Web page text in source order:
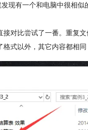
现有一个和电脑中很相似
对比尝试了一番。重复
式以外，其它内容都相